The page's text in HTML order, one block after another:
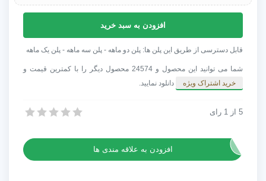
افترافکت
عناوین
عدد
افزودن به سبد خرید
قابل دسترسی از طریق این پلن ها: پلن دو ماهه - پلن سه ماهه - پلن یک ماهه
شما می توانید این محصول و 24574 محصول دیگر را با کمترین قیمت و
خرید اشتراک ویژه
دانلود نمایید.
پروژه افترافکت عناوین مینیمال 02
5 از 1 رای
افزودن به علاقه مندی ها